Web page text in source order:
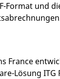
Format und
France
Lösung ITG